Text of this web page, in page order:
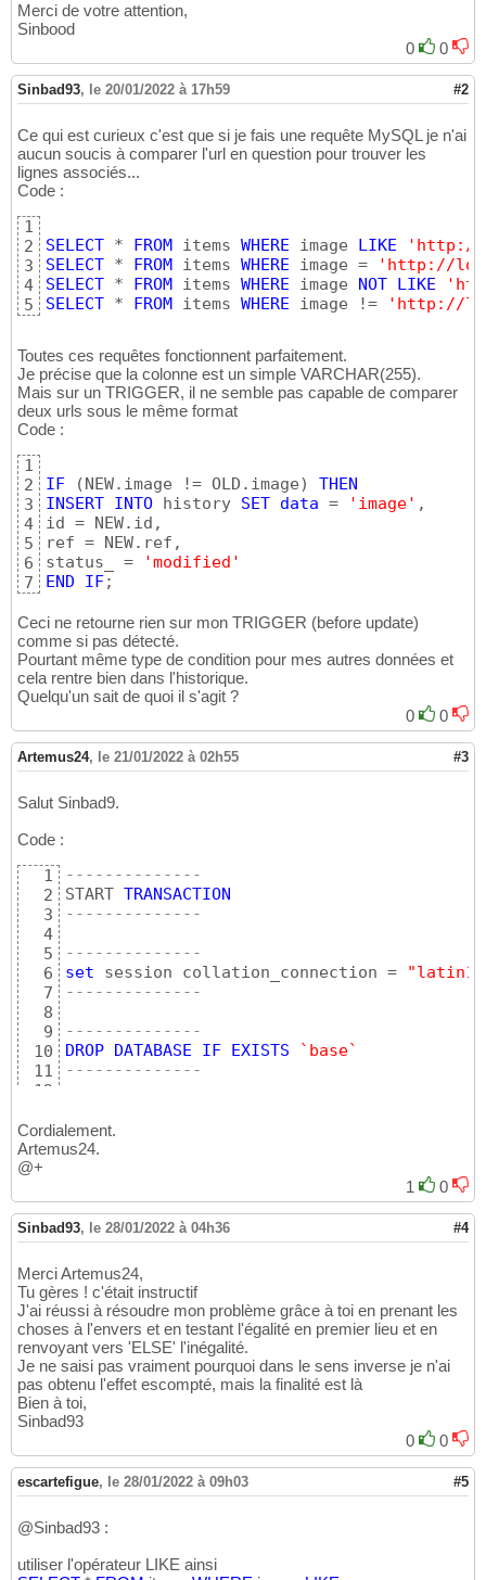
Merci de votre attention,
Sinbood
0
0
Sinbad93, le 20/01/2022 à 17h59 #2
Ce qui est curieux c'est que si je fais une requête MySQL je n'ai
aucun soucis à comparer l'url en question pour trouver les
lignes associés...
Code :
1
2
3
4
5
SELECT * FROM items WHERE image LIKE
'http://
SELECT * FROM items WHERE image =
'http://
SELECT * FROM items WHERE image NOT LIKE
SELECT * FROM items WHERE image != 'http://
Toutes ces requêtes fonctionnent parfaitement.
Je précise que la colonne est un simple VARCHAR(255).
Mais sur un TRIGGER, il ne semble pas capable de comparer
deux urls sous le même format
Code :
1
2
3
4
5
6
7
IF ( NEW.image != OLD.image)
THEN
INSERT INTO history SET data = 'image' ,
id = NEW.id,
ref = NEW.ref,
status_ =
'modified'
END
IF;
Ceci ne retourne rien sur mon TRIGGER (before update)
comme si pas détecté.
Pourtant même type de condition pour mes autres données et
cela rentre bien dans l'historique.
Quelqu'un sait de quoi il s'agit ?
0
0
Artemus24, le 21/01/2022 à 02h55 #3
Salut Sinbad9.
Code :
1
2
3
4
5
6
7
8
9
10
11
12
14
15
16
18
19
20
21
22
23
24
25
26
27
28
29
31
32
33
34
36
--------------
START TRANSACTION
--------------
--------------
set session collation_connection =
--------------
--------------
DROP
DATABASE IF EXISTS
`base`
--------------
CREATE
--------------
DROP TABLE IF EXISTS `test`
--------------
--------------
CREATE TABLE `test`
(
`id` integer unsigned
`modif`
char(003) NULL,
`url`
varchar(255) NOT
) ENGINE
--------------
--------------
insert
(25
(34, NULL, 'http://localhost:3000/images/
Cordialement.
Artemus24.
@+
1
0
Sinbad93, le 28/01/2022 à 04h36 #4
Merci Artemus24,
Tu gères ! c'était instructif
J'ai réussi à résoudre mon problème grâce à toi en prenant les
choses à l'envers et en testant l'égalité en premier lieu et en
renvoyant vers 'ELSE' l'inégalité.
Je ne saisi pas vraiment pourquoi dans le sens inverse je n'ai
pas obtenu l'effet escompté, mais la finalité est là
Bien à toi,
Sinbad93
0
0
escartefigue, le 28/01/2022 à 09h03 #5
@Sinbad93 :
utiliser l'opérateur LIKE ainsi